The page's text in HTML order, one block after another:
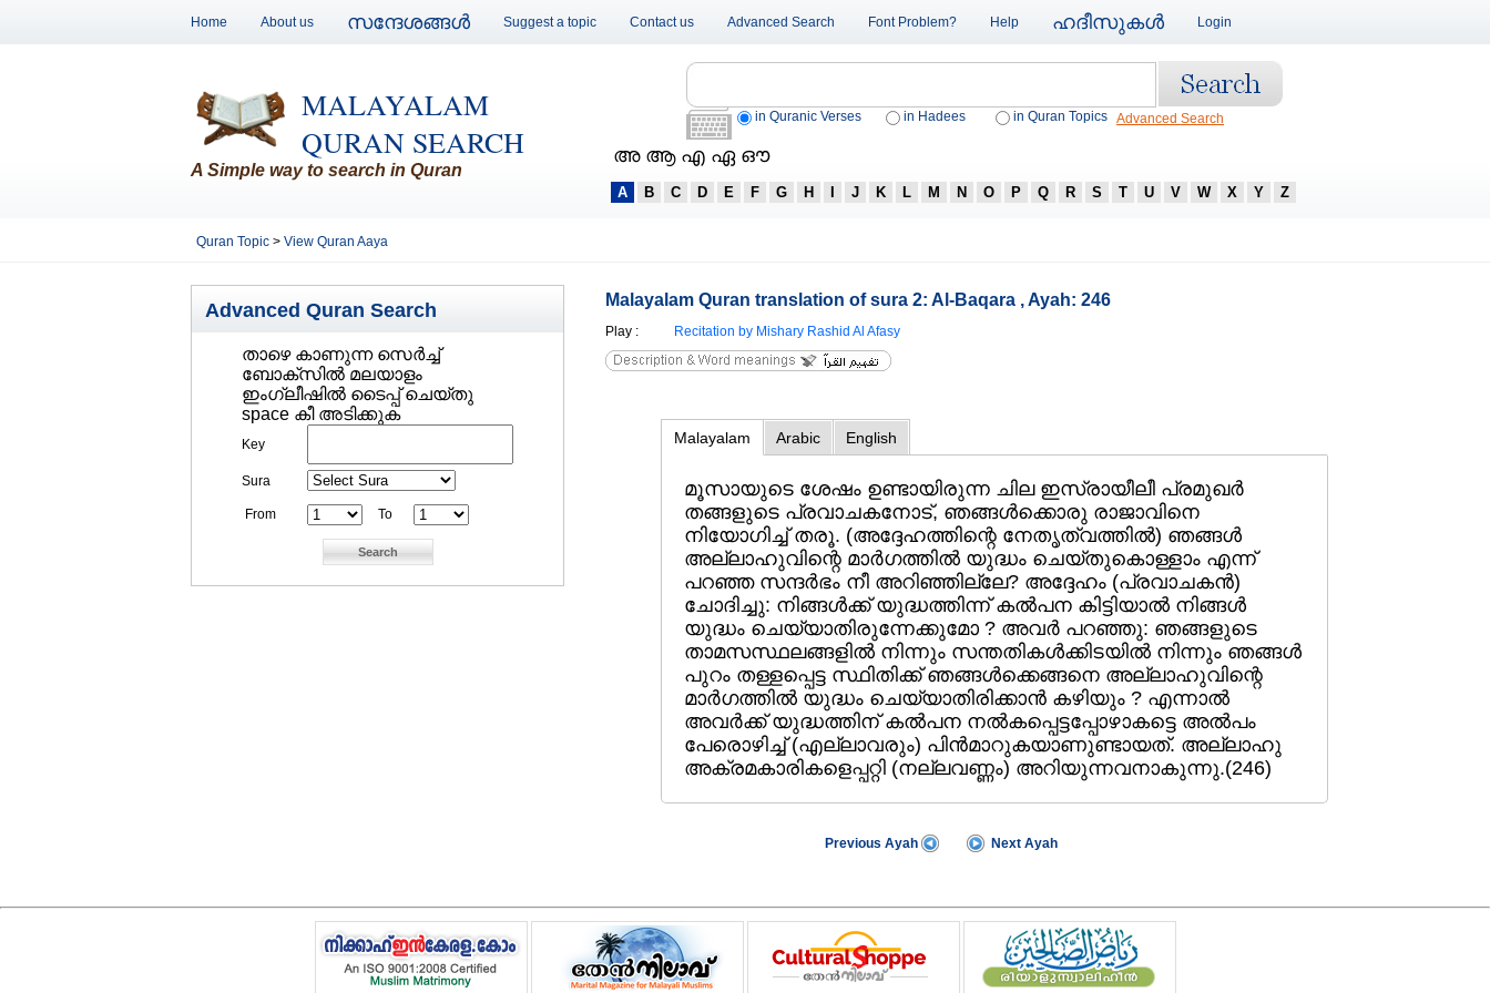
Home About us സന്ദേശങ്ങള്‍ Suggest a topic Contact us Advanced Search Font Problem? Help ഹദീസുകള്‍ Login
MALAYALAM
QURAN SEARCH
A Simple way to search in Quran
in Quranic Verses in Hadees in Quran Topics Advanced Search
അ ആ എ ഏ ഔ
A B C D E F G H J K L M N O P Q R S T U V W X Y Z
Quran Topic > View Quran Aaya
Advanced Quran Search
താഴെ കാണുന്ന സെര്‍ച്ച്‌
ബോക്സില്‍ മലയാളം
ഇംഗ്ലീഷില്‍ ടൈപ്പ് ചെയ്തു
space കീ അടിക്കുക
Key
Sura
From To
Malayalam Quran translation of sura 2: Al-Baqara , Ayah: 246
Play : Recitation by Mishary Rashid Al Afasy
Malayalam Arabic English
മൂസായുടെ ശേഷം ഉണ്ടായിരുന്ന ചില ഇസ്രായീലീ പ്രമുഖര്‍
തങ്ങളുടെ പ്രവാചകനോട്‌, ഞങ്ങള്‍ക്കൊരു രാജാവിനെ
നിയോഗിച്ച്‌ തരൂ. (അദ്ദേഹത്തിന്റെ നേതൃത്വത്തില്‍) ഞങ്ങള്‍
അല്ലാഹുവിന്റെ മാര്‍ഗത്തില്‍ യുദ്ധം ചെയ്തുകൊള്ളാം എന്ന്‌
പറഞ്ഞ സന്ദര്‍ഭം നീ അറിഞ്ഞില്ലേ? അദ്ദേഹം (പ്രവാചകന്‍)
ചോദിച്ചു: നിങ്ങള്‍ക്ക്‌ യുദ്ധത്തിന്ന്‌ കല്‍പന കിട്ടിയാല്‍ നിങ്ങള്‍
യുദ്ധം ചെയ്യാതിരുന്നേക്കുമോ ? അവര്‍ പറഞ്ഞു: ഞങ്ങളുടെ
താമസസ്ഥലങ്ങളില്‍ നിന്നും സന്തതികള്‍ക്കിടയില്‍ നിന്നും ഞങ്ങള്‍
പുറം തള്ളപ്പെട്ട സ്ഥിതിക്ക്‌ ഞങ്ങള്‍ക്കെങ്ങനെ അല്ലാഹുവിന്റെ
മാര്‍ഗത്തില്‍ യുദ്ധം ചെയ്യാതിരിക്കാന്‍ കഴിയും ? എന്നാല്‍
അവര്‍ക്ക്‌ യുദ്ധത്തിന്‌ കല്‍പന നല്‍കപ്പെട്ടപ്പോഴാകട്ടെ അല്‍പം
പേരൊഴിച്ച്‌ (എല്ലാവരും) പിന്‍മാറുകയാണുണ്ടായത്‌. അല്ലാഹു
അക്രമകാരികളെപ്പറ്റി (നല്ലവണ്ണം) അറിയുന്നവനാകുന്നു.(246)
Previous Ayah Next Ayah